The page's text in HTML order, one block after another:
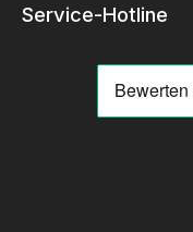
Service-Hotline